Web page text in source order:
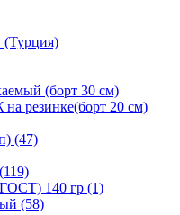
(Турция)
(борт 30 см)
резинке(борт 20 см)
(47)
140 гр (1)
(58)